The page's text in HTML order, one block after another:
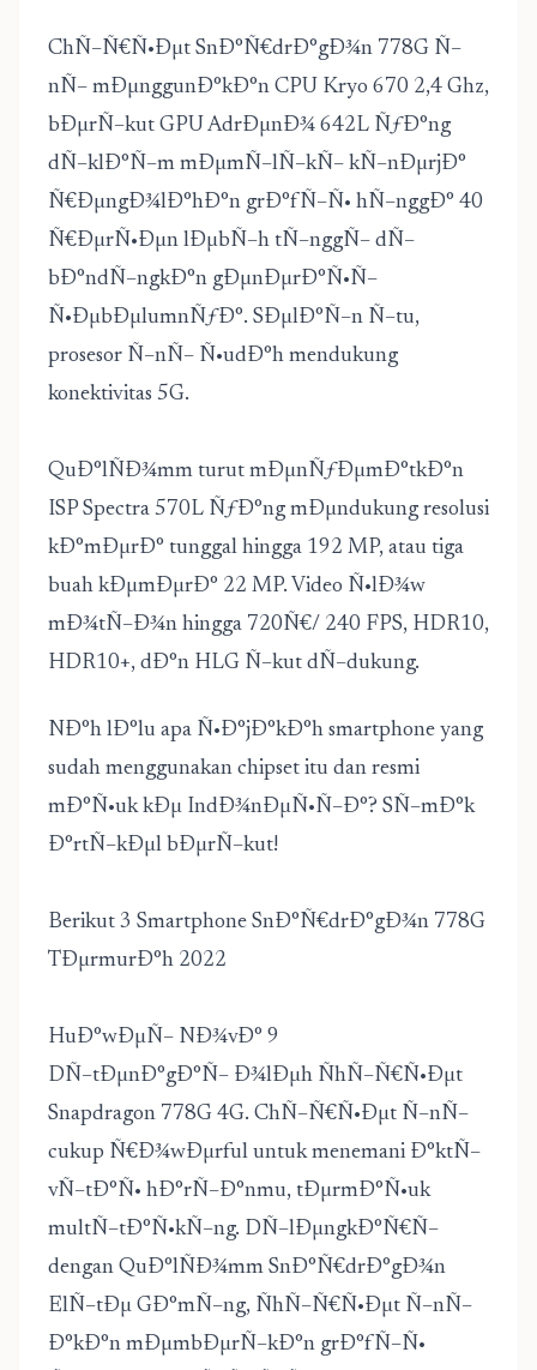
ChÑ–Ñ€Ñ•Ðµt SnÐ°Ñ€drÐ°gÐ¾n 778G Ñ–
nÑ– mÐµnggunÐ°kÐ°n CPU Kryo 670 2,4 Ghz,
bÐµrÑ–kut GPU AdrÐµnÐ¾ 642L ÑƒÐ°ng
dÑ–klÐ°Ñ–m mÐµmÑ–lÑ–kÑ– kÑ–nÐµrjÐ°
Ñ€ÐµngÐ¾lÐ°hÐ°n grÐ°fÑ–Ñ• hÑ–nggÐ° 40
Ñ€ÐµrÑ•Ðµn lÐµbÑ–h tÑ–nggÑ– dÑ–
bÐ°ndÑ–ngkÐ°n gÐµnÐµrÐ°Ñ•Ñ–
Ñ•ÐµbÐµlumnÑƒÐ°. SÐµlÐ°Ñ–n Ñ–tu,
prosesor Ñ–nÑ– Ñ•udÐ°h mendukung
konektivitas 5G.
QuÐ°lÑÐ¾mm turut mÐµnÑƒÐµmÐ°tkÐ°n
ISP Spectra 570L ÑƒÐ°ng mÐµndukung resolusi
kÐ°mÐµrÐ° tunggal hingga 192 MP, atau tiga
buah kÐµmÐµrÐ° 22 MP. Video Ñ•lÐ¾w
mÐ¾tÑ–Ð¾n hingga 720Ñ€/ 240 FPS, HDR10,
HDR10+, dÐ°n HLG Ñ–kut dÑ–dukung.
NÐ°h lÐ°lu apa Ñ•Ð°jÐ°kÐ°h smartphone yang
sudah menggunakan chipset itu dan resmi
mÐ°Ñ•uk kÐµ IndÐ¾nÐµÑ•Ñ–Ð°? SÑ–mÐ°k
Ð°rtÑ–kÐµl bÐµrÑ–kut!
Berikut 3 Smartphone SnÐ°Ñ€drÐ°gÐ¾n 778G
TÐµrmurÐ°h 2022
HuÐ°wÐµÑ– NÐ¾vÐ° 9
DÑ–tÐµnÐ°gÐ°Ñ– Ð¾lÐµh ÑhÑ–Ñ€Ñ•Ðµt
Snapdragon 778G 4G. ChÑ–Ñ€Ñ•Ðµt Ñ–nÑ–
cukup Ñ€Ð¾wÐµrful untuk menemani Ð°ktÑ–
vÑ–tÐ°Ñ• hÐ°rÑ–Ð°nmu, tÐµrmÐ°Ñ•uk
multÑ–tÐ°Ñ•kÑ–ng. DÑ–lÐµngkÐ°Ñ€Ñ–
dengan QuÐ°lÑÐ¾mm SnÐ°Ñ€drÐ°gÐ¾n
ElÑ–tÐµ GÐ°mÑ–ng, ÑhÑ–Ñ€Ñ•Ðµt Ñ–nÑ–
Ð°kÐ°n mÐµmbÐµrÑ–kÐ°n grÐ°fÑ–Ñ•